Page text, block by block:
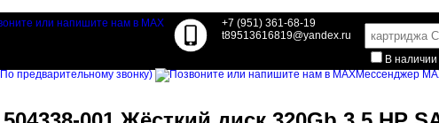
+7 (951) 361-68-19
t89513616819@yandex.ru
В наличии
предварительному звонку) Мессенджер